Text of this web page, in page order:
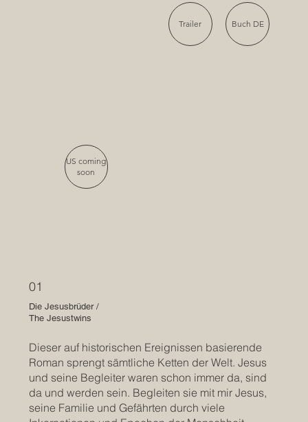
Buch DE
US coming
soon
Trailer
01
Die Jesusbrüder /
The Jesustwins
Dieser auf historischen Ereignissen basierende
Roman sprengt sämtliche Ketten der Welt. Jesus
und seine Begleiter waren schon immer da, sind
da und werden sein. Begleiten sie mit mir Jesus,
seine Familie und Gefährten durch viele